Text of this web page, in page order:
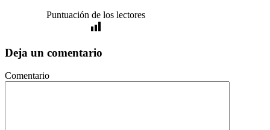
Puntuación de los lectores
Deja un comentario
Comentario